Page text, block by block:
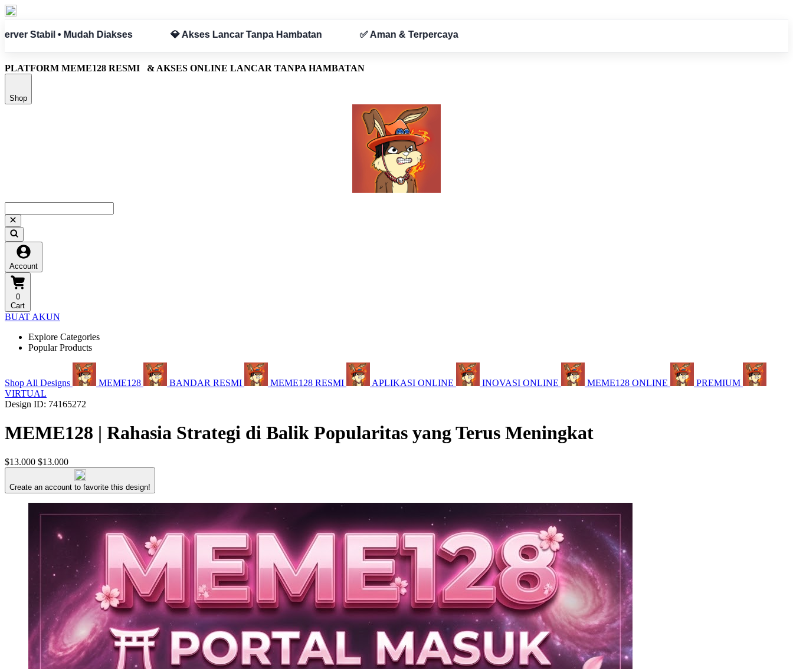
Hambatan ✅ Aman & Terpercaya
PLATFORM MEME128 RESMI & AKSES ONLINE LANCAR TANPA HAMBATAN
Shop
Account
0
Cart
BUAT AKUN
Explore Categories
Popular Products
Shop All Designs MEME128 BANDAR RESMI MEME128 RESMI APLIKASI ONLINE INOVASI ONLINE MEME128 ONLINE
PREMIUM
VIRTUAL
Design ID: 74165272
MEME128 | Rahasia Strategi di Balik Popularitas yang Terus Meningkat
$13.000 $13.000
Create an account to favorite this design!